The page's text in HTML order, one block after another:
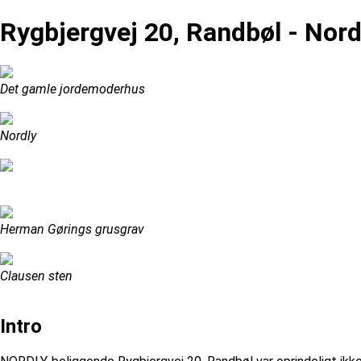
Rygbjergvej 20, Randbøl -
Det gamle jordemoderhus
Nordly
Herman Gørings grusgrav
Clausen sten
Intro